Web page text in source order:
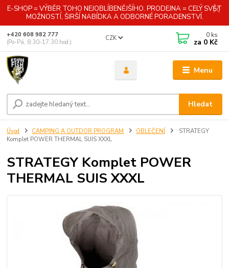
E-SHOP = VÝBĚR TOHO NEJOBLÍBENĚJŠÍHO. PRODEJNA = CELÝ SVĚT
MOŽNOSTÍ, ŠIRŠÍ NABÍDKA A ODBORNÉ PORADENSTVÍ.
Menu
CZK
Hledat
+420 608 982 777
(Po-Pá, 8:30-17:30 hod.)
0 ks
za 0 Kč
Úvod CAMPING A OUTDOR PROGRAM OBLEČENÍ
STRATEGY
Komplet POWER THERMAL SUIS XXXL
STRATEGY Komplet POWER
THERMAL SUIS XXXL